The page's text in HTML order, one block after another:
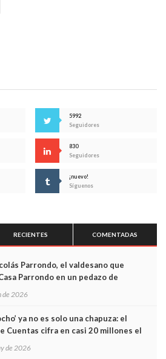
5992
Seguidores
830
Seguidores
¡nuevo!
Síguenos
RECIENTES COMENTADAS
Parrondo, el valdesano que
Parrondo en un pedazo de
Madrid
de 2026
ya no es solo una chapuza: el
Cuentas cifra en casi 20 millones el
de los trenes que no cabían por los
de 2026